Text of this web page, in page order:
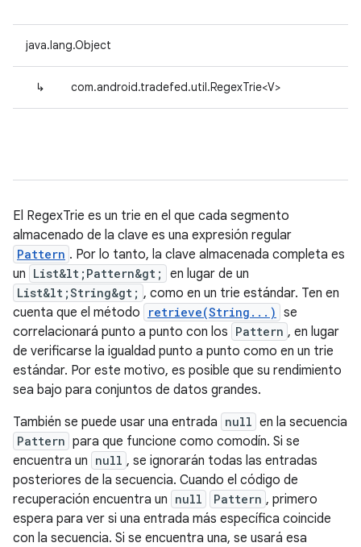
java.lang.Object
↳ com.android.tradefed.util.RegexTrie<V>
El RegexTrie es un trie en el que cada segmento
almacenado de la clave es una expresión regular
Pattern . Por lo tanto, la clave almacenada completa es
un List&lt;Pattern&gt; en lugar de un
List&lt;String&gt; , como en un trie estándar. Ten en
cuenta que el método
retrieve(String...) se
correlacionará punto a punto con los Pattern , en lugar
de verificarse la igualdad punto a punto como en un trie
estándar. Por este motivo, es posible que su rendimiento
sea bajo para conjuntos de datos grandes.
También se puede usar una entrada null en la secuencia
Pattern para que funcione como comodín. Si se
encuentra un null , se ignorarán todas las entradas
posteriores de la secuencia. Cuando el código de
recuperación encuentra un null Pattern , primero
espera para ver si una entrada más específica coincide
con la secuencia. Si se encuentra una, se usará esa